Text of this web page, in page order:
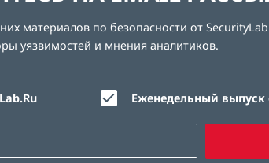
материалов по безопасности от
уязвимостей и мнения аналитиков.
Еженедельный выпуск